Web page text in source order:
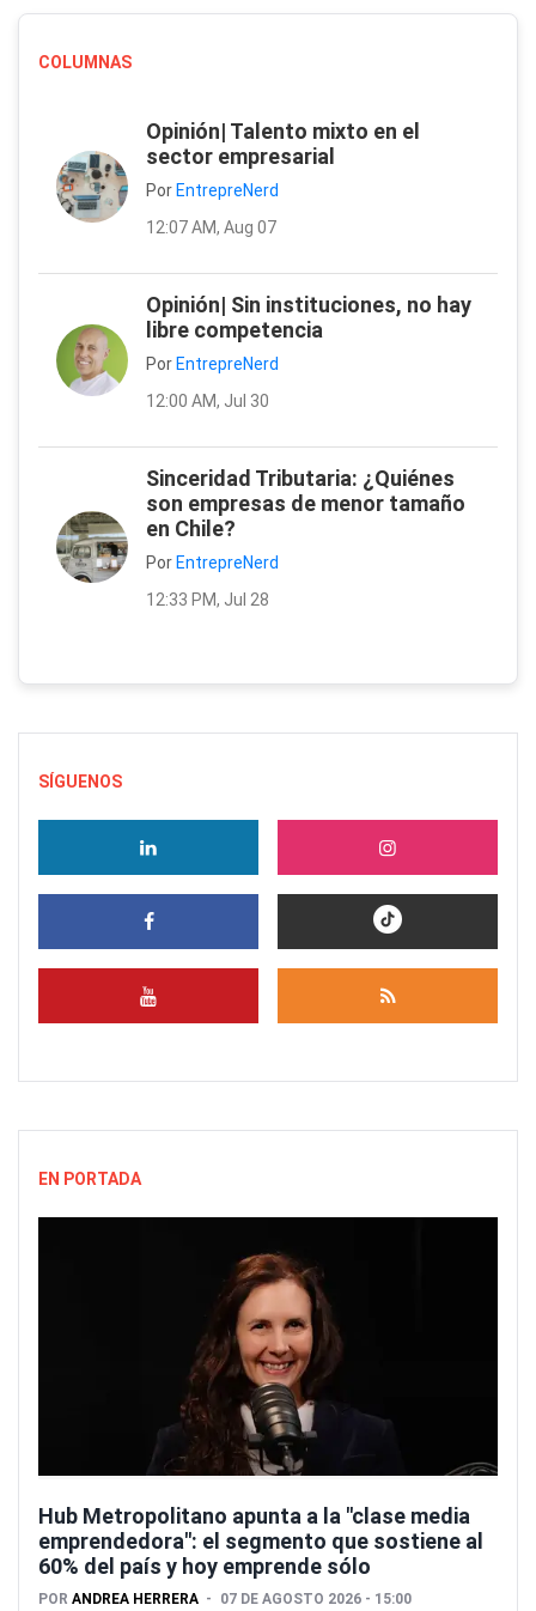
COLUMNAS
Opinión| Talento mixto en el
sector empresarial
Por EntrepreNerd
12:07 AM, Aug 07
Opinión| Sin instituciones, no hay
libre competencia
Por EntrepreNerd
12:00 AM, Jul 30
Sinceridad Tributaria: ¿Quiénes
son empresas de menor tamaño
en Chile?
Por EntrepreNerd
12:33 PM, Jul 28
SÍGUENOS
EN PORTADA
Hub Metropolitano apunta a la "clase media
emprendedora": el segmento que sostiene al
60% del país y hoy emprende sólo
POR ANDREA HERRERA 07 DE AGOSTO 2026 - 15:00